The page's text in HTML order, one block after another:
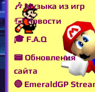
🎶 Музыка из игр
🖅 Новости
🎓 F.A.Q
📟 Обновления
сайта
🔴 EmeraldGP